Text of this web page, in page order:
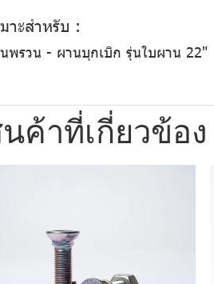
าะสำหรับ :
พรวน - ผานบุกเบิก รุ่นใบผาน 22"
ค้าที่เกี่ยวข้อง